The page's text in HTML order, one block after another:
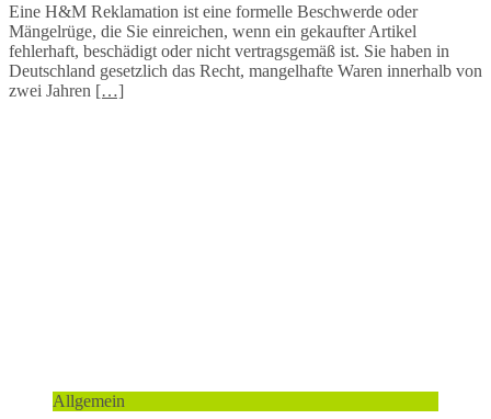
Eine H&M Reklamation ist eine formelle Beschwerde oder
Mängelrüge, die Sie einreichen, wenn ein gekaufter Artikel
fehlerhaft, beschädigt oder nicht vertragsgemäß ist. Sie haben in
Deutschland gesetzlich das Recht, mangelhafte Waren innerhalb von
zwei Jahren […]
Allgemein